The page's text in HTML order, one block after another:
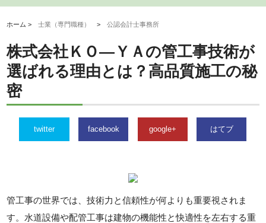
ホーム >士業（専門職種） >公認会計士事務所
株式会社ＫＯ―ＹＡの管工事技術が
選ばれる理由とは？高品質施工の秘
密
twitter facebook google+ はてブ
管工事の世界では、技術力と信頼性が何よりも重要視されま
す。水道設備や配管工事は建物の機能性と快適性を左右する重